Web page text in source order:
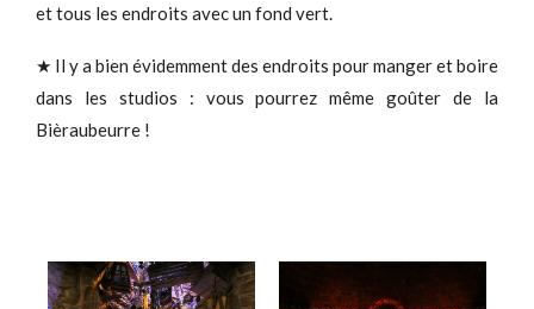
et tous les endroits avec un fond vert.
★ Il y a bien évidemment des endroits pour manger et boire
dans les studios : vous pourrez même goûter de la
Bièraubeurre !